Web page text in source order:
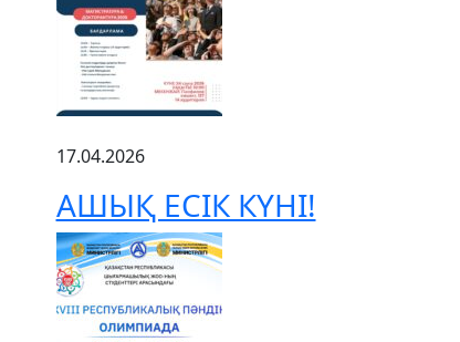
17.04.2026
АШЫҚ ЕСІК КҮНІ!